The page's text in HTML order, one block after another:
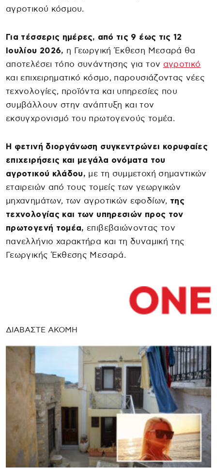
αγροτικού κόσμου.
Για τέσσερις ημέρες, από τις 9 έως τις 12
Ιουλίου 2026, η Γεωργική Έκθεση Μεσαρά θα
αποτελέσει τόπο συνάντησης για τον αγροτικό
και επιχειρηματικό κόσμο, παρουσιάζοντας νέες
τεχνολογίες, προϊόντα και υπηρεσίες που
συμβάλλουν στην ανάπτυξη και τον
εκσυγχρονισμό του πρωτογενούς τομέα.
Η φετινή διοργάνωση συγκεντρώνει κορυφαίες
επιχειρήσεις και μεγάλα ονόματα του
αγροτικού κλάδου, με τη συμμετοχή σημαντικών
εταιρειών από τους τομείς των γεωργικών
μηχανημάτων, των αγροτικών εφοδίων, της
τεχνολογίας και των υπηρεσιών προς τον
πρωτογενή τομέα, επιβεβαιώνοντας τον
πανελλήνιο χαρακτήρα και τη δυναμική της
Γεωργικής Έκθεσης Μεσαρά.
ΔΙΑΒΑΣΤΕ ΑΚΟΜΗ